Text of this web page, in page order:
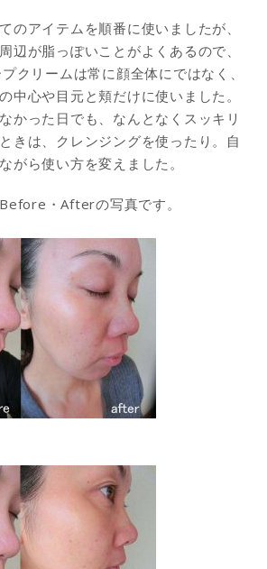
のアイテムを順番に使いましたが、
辺が脂っぽいことがよくあるので、
クリームは常に顔全体にではなく、
中心や目元と頬だけに使いました。
かった日でも、なんとなくスッキリ
きは、クレンジングを使ったり。自
がら使い方を変えました。
・Afterの写真です。